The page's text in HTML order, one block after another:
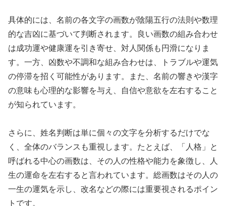
具体的には、名前の各文字の画数が陰陽五行の法則や数理
的な吉凶に基づいて判断されます。良い画数の組み合わせ
は成功運や健康運を引き寄せ、対人関係も円滑になりま
す。一方、凶数や不調和な組み合わせは、トラブルや運気
の停滞を招く可能性があります。また、名前の響きや漢字
の意味も心理的な影響を与え、自信や意欲を左右すること
が知られています。
さらに、姓名判断は単に個々の文字を分析するだけでな
く、全体のバランスも重視します。たとえば、「人格」と
呼ばれる中心の画数は、その人の性格や能力を象徴し、人
生の運命を左右すると言われています。総画数はその人の
一生の運気を示し、改名などの際には重要視されるポイン
トです。